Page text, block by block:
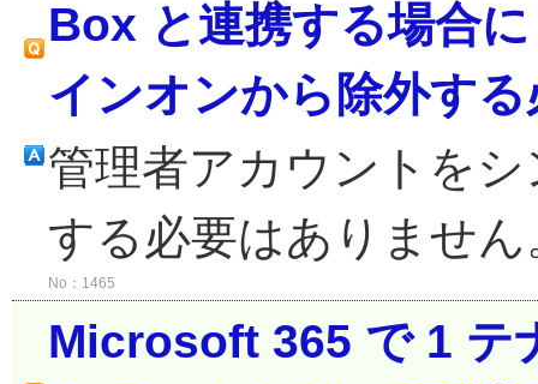
Box と連携する場合
インオンから除外す
管理者アカウントを
する必要はありませ
No：1465
Microsoft 365 で 1 テ